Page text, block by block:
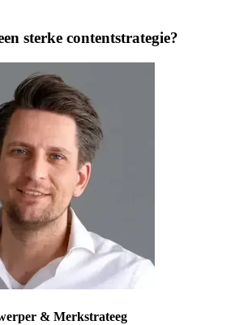
sterke contentstrategie?
& Merkstrateeg